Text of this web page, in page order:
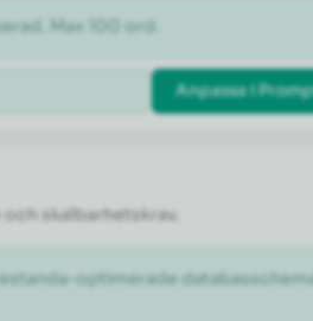
Max 100 ord.
Anpassa i
skalbarhetskrav.
optimerade